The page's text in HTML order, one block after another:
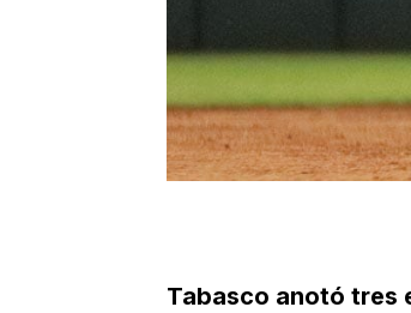
Tabasco anotó tres